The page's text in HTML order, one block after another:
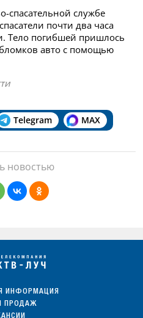
спасательной службе
почти два часа
Тело погибшей пришлось
авто с помощью
Telegram MAX
новостью
ИНФОРМАЦИЯ
ПРОДАЖ